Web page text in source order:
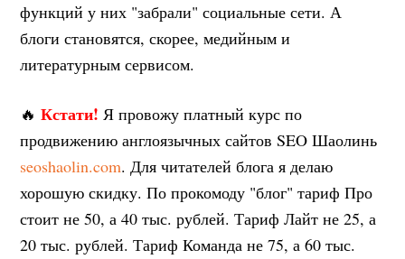
функций у них "забрали" социальные сети. А
блоги становятся, скорее, медийным и
литературным сервисом.
🔥Кстати! Я провожу платный курс по
продвижению англоязычных сайтов SEO Шаолинь
seoshaolin.com. Для читателей блога я делаю
хорошую скидку. По прокомоду "блог" тариф Про
стоит не 50, а 40 тыс. рублей. Тариф Лайт не 25, а
20 тыс. рублей. Тариф Команда не 75, а 60 тыс.